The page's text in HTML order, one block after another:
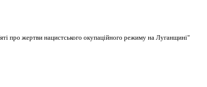
про жертви нацистського окупаційного режиму на Луганщині"